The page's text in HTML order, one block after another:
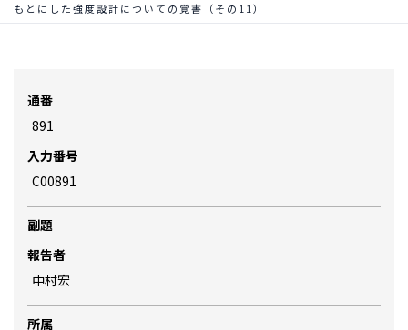
もとにした強度設計についての覚書（その11）
通番
891
入力番号
C00891
副題
報告者
中村宏
所属